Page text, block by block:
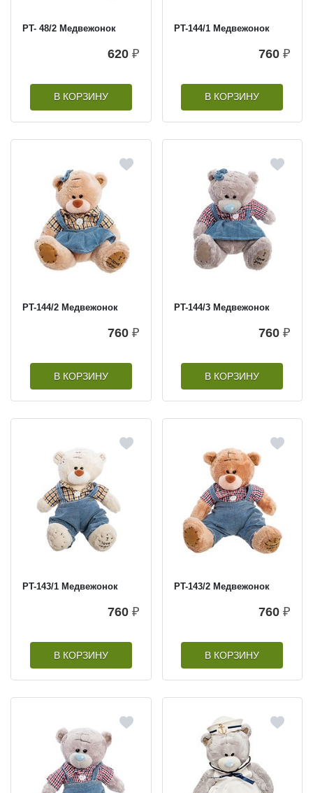
PT- 48/2 Медвежонок
620 ₽
В КОРЗИНУ
PT-144/1 Медвежонок
760 ₽
В КОРЗИНУ
PT-144/2 Медвежонок
760 ₽
В КОРЗИНУ
PT-144/3 Медвежонок
760 ₽
В КОРЗИНУ
PT-143/1 Медвежонок
760 ₽
В КОРЗИНУ
PT-143/2 Медвежонок
760 ₽
В КОРЗИНУ